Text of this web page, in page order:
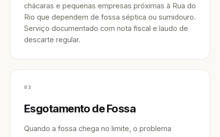
chácaras e pequenas empresas próximas à Rua do
Rio que dependem de fossa séptica ou sumidouro.
Serviço documentado com nota fiscal e laudo de
descarte regular.
03
Esgotamento de Fossa
Quando a fossa chega no limite, o problema